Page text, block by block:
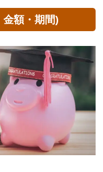
額・期間)